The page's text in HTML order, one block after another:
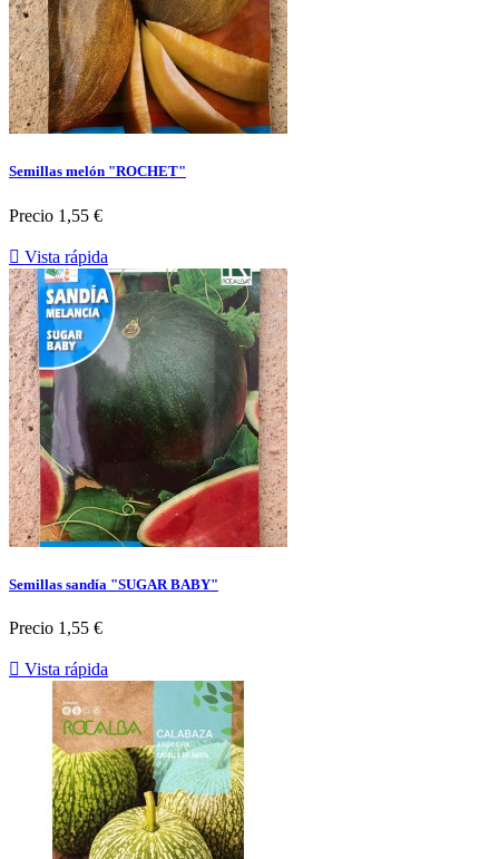
Semillas melón "ROCHET"
Precio 1,55 €
 Vista rápida
Semillas sandía "SUGAR BABY"
Precio 1,55 €
 Vista rápida